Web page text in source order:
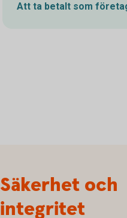
Att ta betalt som
Säkerhet och
integritet